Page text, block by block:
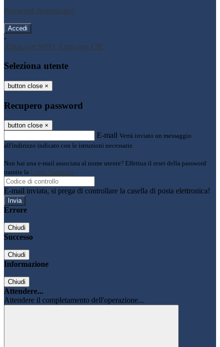
Password dimenticata?
-
Entra con SPID Entra con CIE
Seleziona utente
button close ×
Recupero password
button close ×
E-mail Verrà inviato un messaggio
all'indirizzo indicato con le istruzioni necessarie.
Non hai una e-mail associata al nome utente? Effettua il reset della password
tramite la Login Spaggiari
E-mail inviata, si prega di controllare la casella di posta elettronica!
Errore
Chiudi
Successo
Chiudi
Informazione
Chiudi
Attendere...
Attendere il completamento dell'operazione...